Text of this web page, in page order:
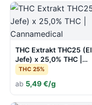
THC Extrakt THC25 (El
Jefe) x 25,0% THC |
Cannamedical
THC 25%
ab 5,49 €/g